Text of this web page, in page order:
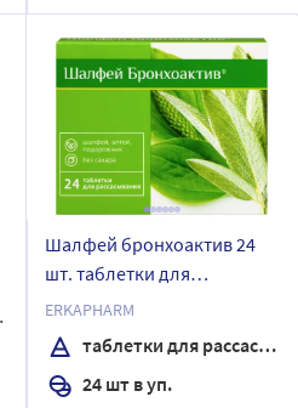
Шалфей бронхоактив 24
шт. таблетки для
рассасывания массой 960
мг
ERKAPHARM
таблетки для рассасывания
24 шт в уп.